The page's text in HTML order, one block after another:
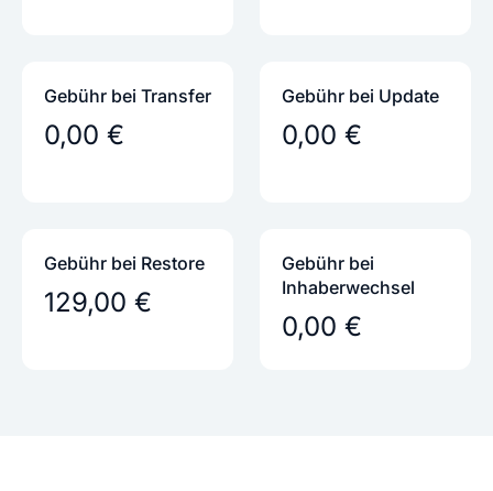
Gebühr bei Transfer
0,00 €
Gebühr bei Update
0,00 €
Gebühr bei Restore
129,00 €
Gebühr bei
Inhaber­wechsel
0,00 €